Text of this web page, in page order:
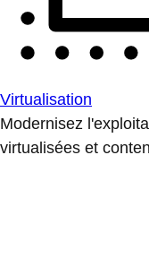
Virtualisation
Modernisez
virtualisées et